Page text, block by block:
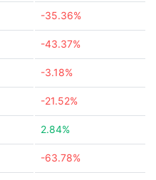
-35.36%
-43.37%
-3.18%
-21.52%
2.84%
-63.78%